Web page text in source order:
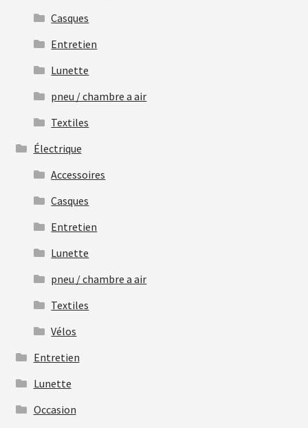
Casques
Entretien
Lunette
pneu / chambre a air
Textiles
Électrique
Accessoires
Casques
Entretien
Lunette
pneu / chambre a air
Textiles
Vélos
Entretien
Lunette
Occasion